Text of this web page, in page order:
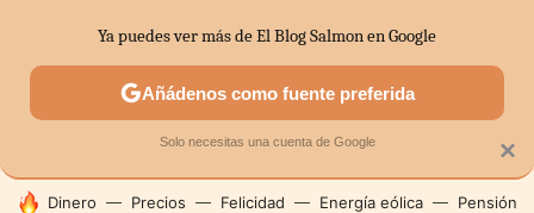
SECTORES ECONOMÍA DOMÉSTICA MERCADOS
HOY SE HABLA DE
Dinero Precios Felicidad Energía eólica Pensión
×
Ya puedes ver más de El Blog Salmon en Google
Añádenos como fuente preferida
Solo necesitas una cuenta de Google